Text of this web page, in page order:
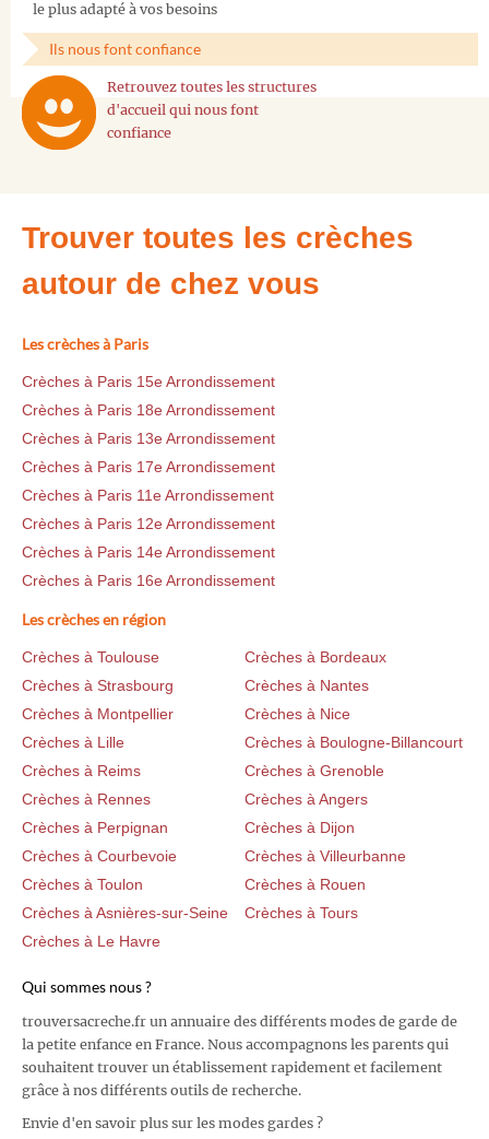
le plus adapté à vos besoins
Ils nous font confiance
Retrouvez toutes les structures
d'accueil qui nous font
confiance
Trouver toutes les crèches
autour de chez vous
Les crèches à Paris
Crèches à Paris 15e Arrondissement
Crèches à Paris 18e Arrondissement
Crèches à Paris 13e Arrondissement
Crèches à Paris 17e Arrondissement
Crèches à Paris 11e Arrondissement
Crèches à Paris 12e Arrondissement
Crèches à Paris 14e Arrondissement
Crèches à Paris 16e Arrondissement
Les crèches en région
Crèches à Toulouse
Crèches à Bordeaux
Crèches à Strasbourg
Crèches à Nantes
Crèches à Montpellier
Crèches à Nice
Crèches à Lille
Crèches à Boulogne-Billancourt
Crèches à Reims
Crèches à Grenoble
Crèches à Rennes
Crèches à Angers
Crèches à Perpignan
Crèches à Dijon
Crèches à Courbevoie
Crèches à Villeurbanne
Crèches à Toulon
Crèches à Rouen
Crèches à Asnières-sur-Seine
Crèches à Tours
Crèches à Le Havre
Qui sommes nous ?
trouversacreche.fr un annuaire des différents modes de garde de
la petite enfance en France. Nous accompagnons les parents qui
souhaitent trouver un établissement rapidement et facilement
grâce à nos différents outils de recherche.
Envie d'en savoir plus sur les modes gardes ?